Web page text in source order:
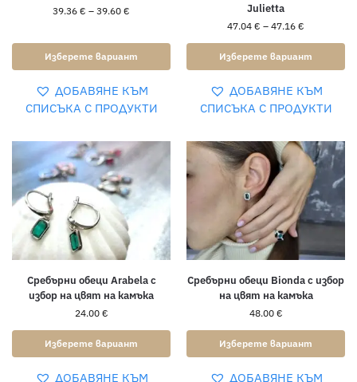
39.36 € – 39.60 €
Изберете вариант
ДОБАВЯНЕ КЪМ
СПИСЪКА С ПРОДУКТИ
Julietta
47.04 € – 47.16 €
Изберете вариант
ДОБАВЯНЕ КЪМ
СПИСЪКА С ПРОДУКТИ
Сребърни обеци Arabela с
избор на цвят на камъка
24.00 €
Изберете вариант
ДОБАВЯНЕ КЪМ
Сребърни обеци Bionda с избор
на цвят на камъка
48.00 €
Изберете вариант
ДОБАВЯНЕ КЪМ